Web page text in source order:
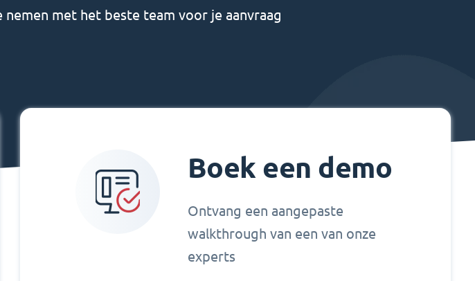
met het beste team voor je aanvraag
Boek een demo
Ontvang een aangepaste
walkthrough van een van onze
experts